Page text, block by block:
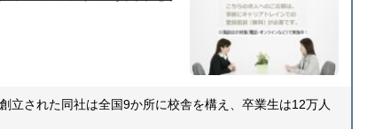
立された同社は全国9か所に校舎を構え、卒業生は12万人